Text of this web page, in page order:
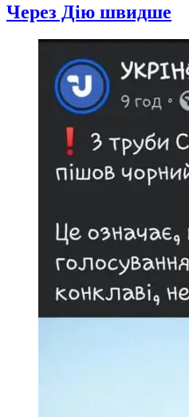
Через Дію швидше